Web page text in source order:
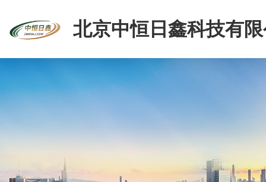
北京中恒日鑫科技有